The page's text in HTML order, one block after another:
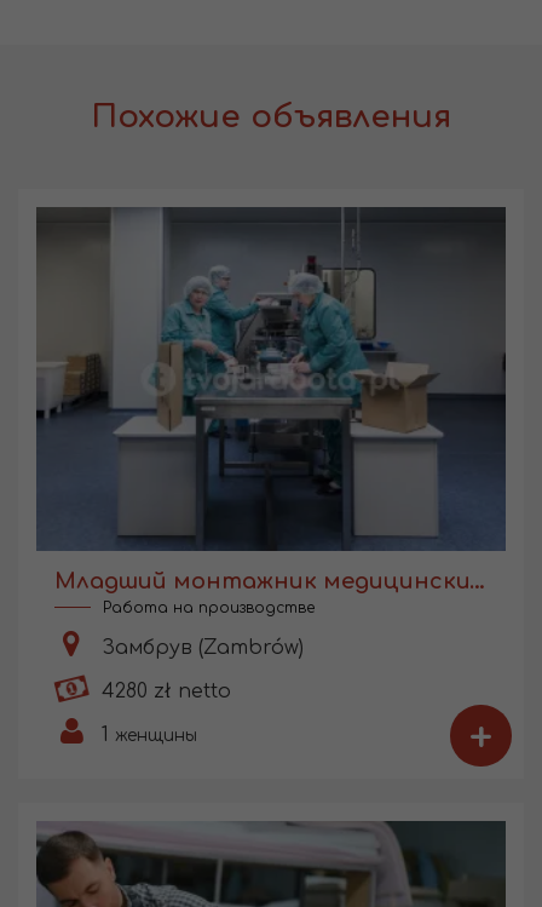
Похожие объявления
Младший монтажник медицинских изделий
Работа на производстве
Замбрув (Zambrów)
4280 zł netto
1 женщины +